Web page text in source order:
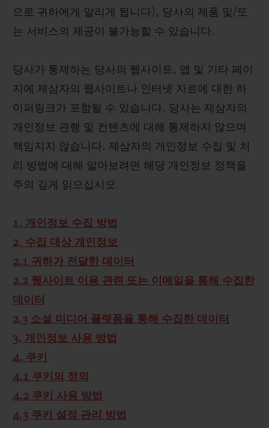
으로 귀하에게 알리게 됩니다), 당사의 제품 및/또
는 서비스의 제공이 불가능할 수 있습니다.
당사가 통제하는 당사의 웹사이트, 앱 및 기타 페이
지에 제삼자의 웹사이트나 인터넷 자료에 대한 하
이퍼링크가 포함될 수 있습니다. 당사는 제삼자의
개인정보 관행 및 컨텐츠에 대해 통제하지 않으며
책임지지 않습니다. 제삼자의 개인정보 수집 및 처
리 방법에 대해 알아보려면 해당 개인정보 정책을
주의 깊게 읽으십시오.
1. 개인정보 수집 방법
2. 수집 대상 개인정보
2.1 귀하가 전달한 데이터
2.2 웹사이트 이용 관련 또는 이메일을 통해 수집한
데이터
2.3 소셜 미디어 플랫폼을 통해 수집한 데이터
3. 개인정보 사용 방법
4. 쿠키
4.1 쿠키의 정의
4.2 쿠키 사용 방법
4.3 쿠키 설정 관리 방법